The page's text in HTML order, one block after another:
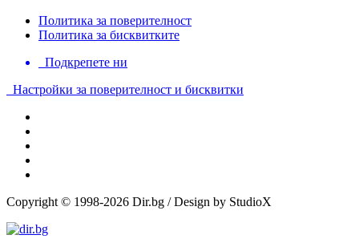
Политика за поверителност
Политика за бисквитките
Подкрепете ни
Настройки за поверителност и бисквитки
Copyright © 1998-2026 Dir.bg / Design by StudioX